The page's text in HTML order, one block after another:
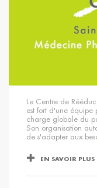
Le Centre de
est fort d'une équipe
charge globale du
Son organisation
de s'adapter aux
EN SAVOIR PLUS